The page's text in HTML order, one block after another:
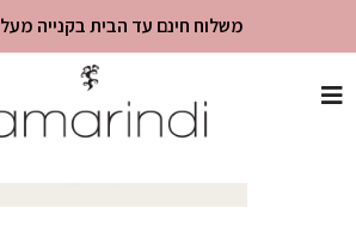
שִׂים
משלוח חינם עד הבית בקנייה מעל 500 ש״ח